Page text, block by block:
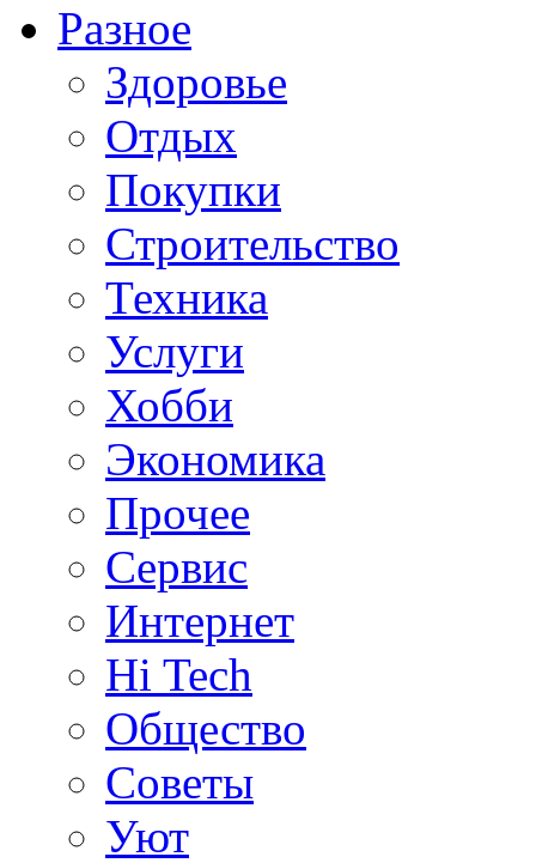
Разное
Здоровье
Отдых
Покупки
Строительство
Техника
Услуги
Хобби
Экономика
Прочее
Сервис
Интернет
Hi Tech
Общество
Советы
Уют